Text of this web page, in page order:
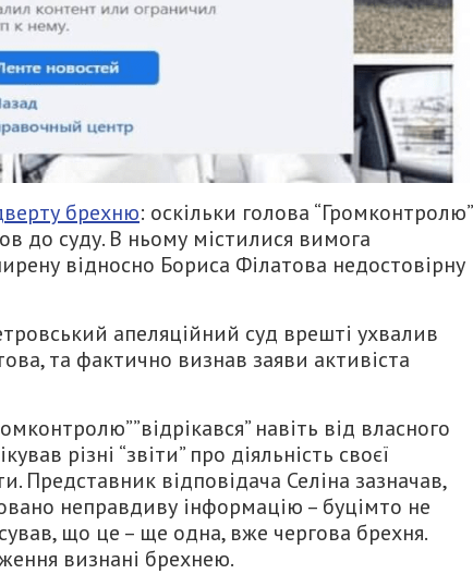
брехню: оскільки голова “Громконтролю”
до суду. В ньому містилися вимога
відносно Бориса Філатова недостовірну
апеляційний суд врешті ухвалив
та фактично визнав заяви активіста
навіть від власного
різні “звіти” про діяльність своєї
Представник відповідача Селіна зазначав,
неправдиву інформацію – буцімто не
що це – ще одна, вже чергова брехня.
визнані брехнею.